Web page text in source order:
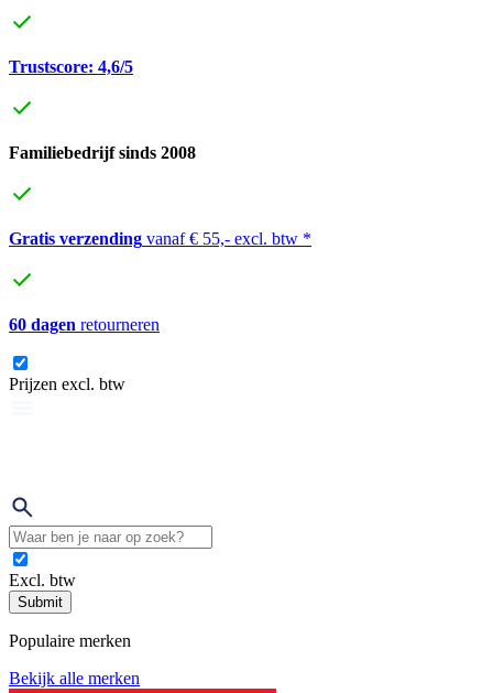
Trustscore: 4,6/5
Familiebedrijf sinds 2008
Gratis verzending vanaf € 55,- excl. btw *
60 dagen retourneren
Prijzen excl. btw
Excl. btw
Submit
Populaire merken
Bekijk alle merken